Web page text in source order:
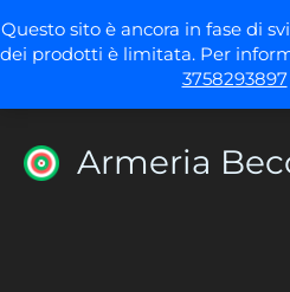
Questo sito è ancora in fase di
dei prodotti è limitata. Per
3758293897
al
contenuto
Armeria